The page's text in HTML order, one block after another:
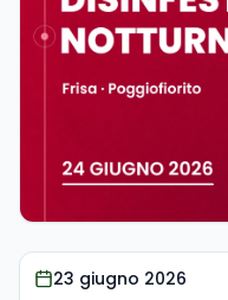
Contatti
800 02 02 29
23 giugno 2026